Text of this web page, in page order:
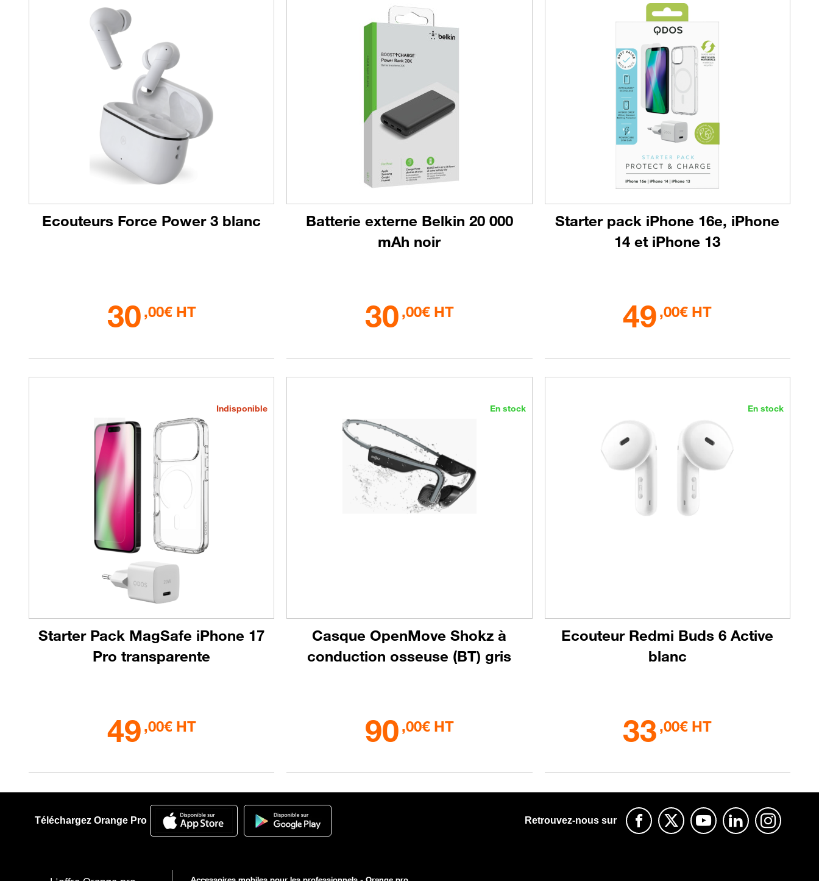
Ecouteurs Force Power 3 blanc
30 ,00€ HT
Batterie externe Belkin 20 000
mAh noir
30 ,00€ HT
Starter pack iPhone 16e, iPhone
14 et iPhone 13
49 ,00€ HT
Indisponible
Starter Pack MagSafe iPhone 17
Pro transparente
49 ,00€ HT
En stock
Casque OpenMove Shokz à
conduction osseuse (BT) gris
90 ,00€ HT
En stock
Ecouteur Redmi Buds 6 Active
blanc
33 ,00€ HT
Téléchargez Orange Pro Retrouvez-nous sur